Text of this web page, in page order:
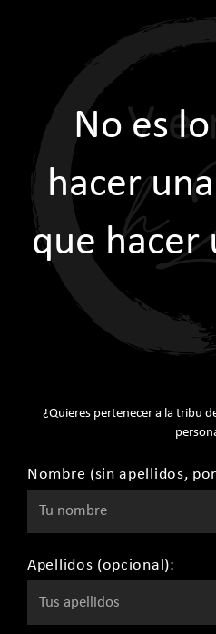
No es
hacer
que hacer
¿Quieres pertenecer a la tribu
Nombre (sin apellidos,
Apellidos (opcional):